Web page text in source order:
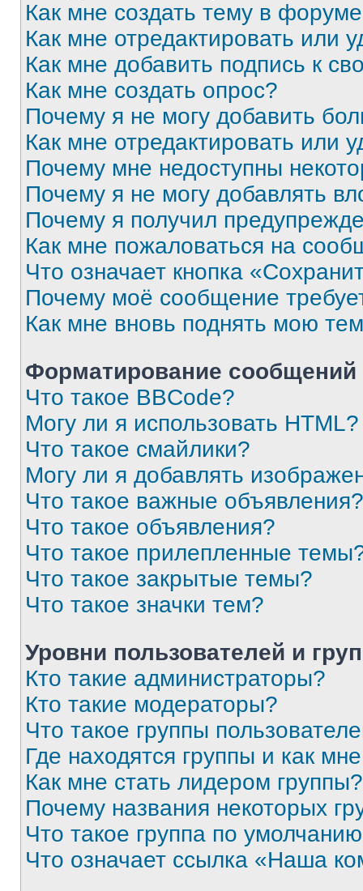
Как мне создать тему в
Как мне отредактировать или
Как мне добавить подпись к
Как мне создать опрос?
Почему я не могу добавить
Как мне отредактировать или
Почему мне недоступны
Почему я не могу добавлять
Почему я получил
Как мне пожаловаться на
Что означает кнопка
Почему моё сообщение
Как мне вновь поднять мою
Форматирование
Что такое BBCode?
Могу ли я использовать HTML?
Что такое смайлики?
Могу ли я добавлять
Что такое важные объявления?
Что такое объявления?
Что такое прилепленные
Что такое закрытые темы?
Что такое значки тем?
Уровни пользователей и
Кто такие администраторы?
Кто такие модераторы?
Что такое группы
Где находятся группы и как
Как мне стать лидером группы?
Почему названия некоторых
Что такое группа по
Что означает ссылка «Наша